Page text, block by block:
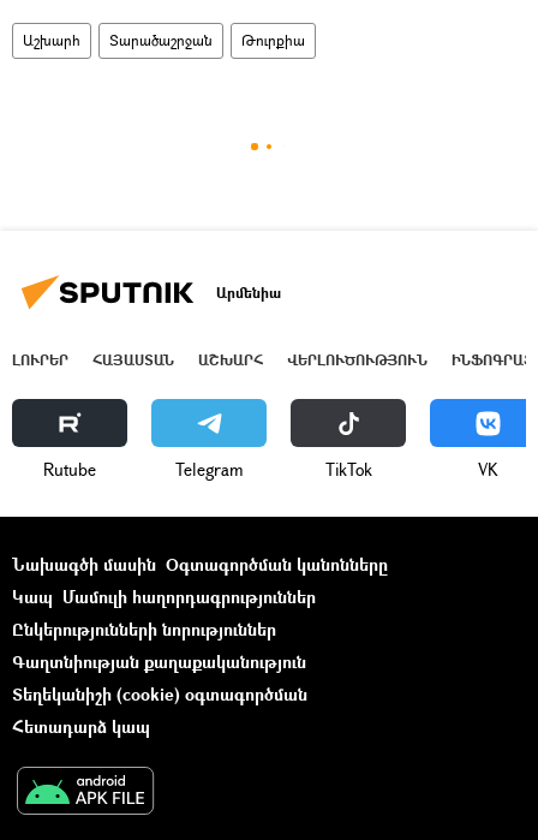
Աշխարհ Տարածաշրջան Թուրքիա
Արմենիա
ԼՈՒՐԵՐ ՀԱՅԱՍՏԱՆ ԱՇԽԱՐՀ ՎԵՐԼՈՒԾՈՒԹՅՈՒՆ
Rutube Telegram ТikТоk VK
Նախագծի մասին Օգտագործման կանոնները
Կապ Մամուլի հաղորդագրություններ
Ընկերությունների նորություններ
Գաղտնիության քաղաքականություն
Տեղեկանիշի (cookie) օգտագործման
Հետադարձ կապ